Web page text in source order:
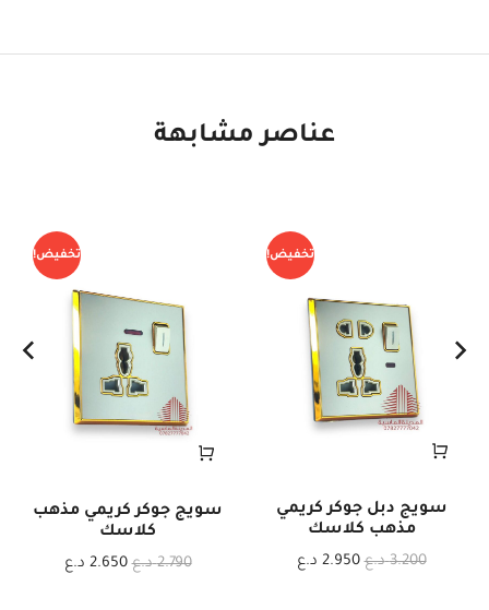
عناصر مشابهة
تخفيض!
سويج دبل جوكر كريمي
مذهب كلاسك
3.200 د.ع 2.950 د.ع
تخفيض!
سويج جوكر كريمي مذهب
كلاسك
2.790 د.ع 2.650 د.ع